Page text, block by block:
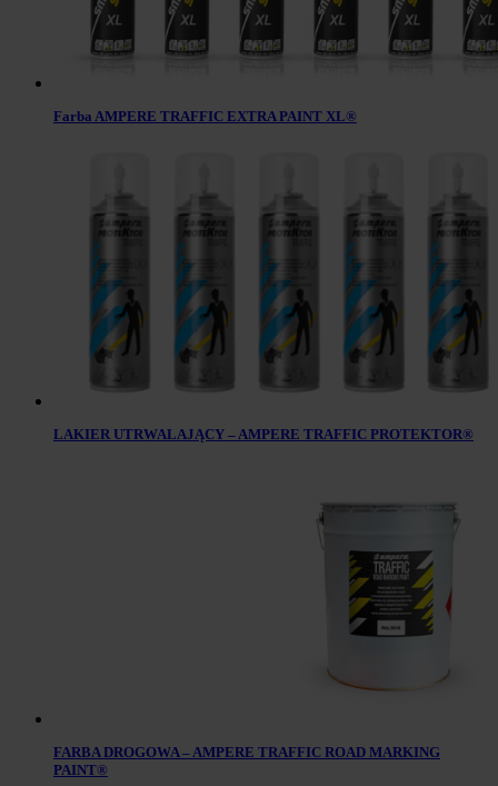
Farba AMPERE TRAFFIC EXTRA PAINT XL®
LAKIER UTRWALAJĄCY – AMPERE TRAFFIC PROTEKTOR®
FARBA DROGOWA – AMPERE TRAFFIC ROAD MARKING
PAINT®